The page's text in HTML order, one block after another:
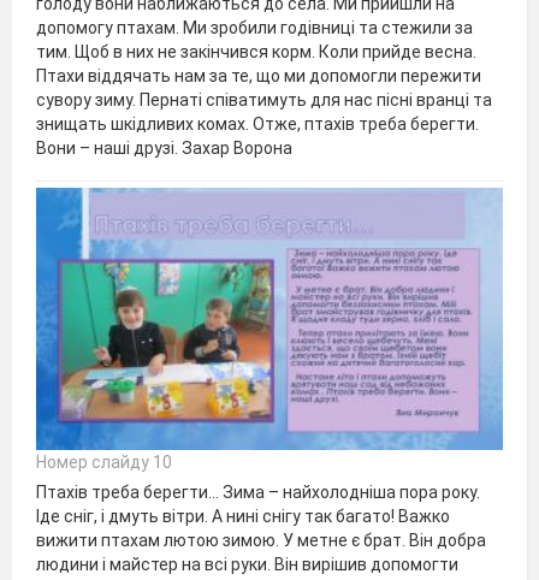
допомогу птахам. Ми зробили годівниці та стежили за
тим. Щоб в них не закінчився корм. Коли прийде весна.
Птахи віддячать нам за те, що ми допомогли пережити
сувору зиму. Пернаті співатимуть для нас пісні вранці та
знищать шкідливих комах. Отже, птахів треба берегти.
Вони – наші друзі. Захар Ворона
Номер слайду 10
Птахів треба берегти… Зима – найхолодніша пора року.
Іде сніг, і дмуть вітри. А нині снігу так багато! Важко
вижити птахам лютою зимою. У метне є брат. Він добра
людини і майстер на всі руки. Він вирішив допомогти